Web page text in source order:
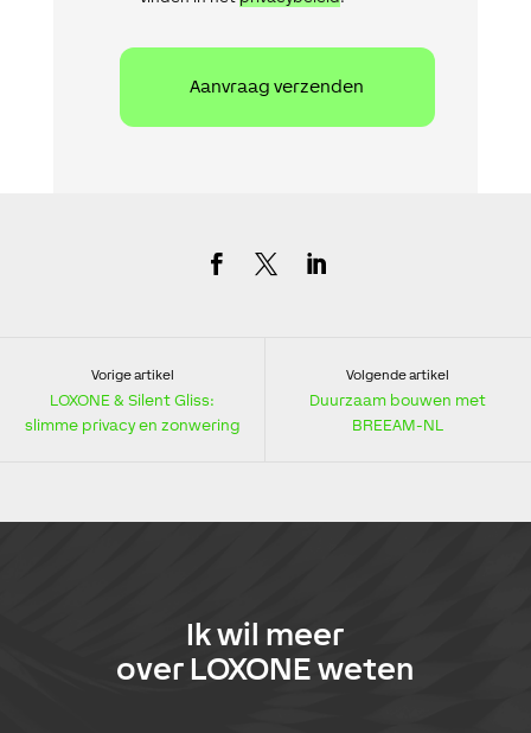
Vorige artikel
LOXONE & Silent Gliss:
slimme privacy en zonwering
Volgende artikel
Duurzaam bouwen met
BREEAM-NL
Ik wil meer
overLOXONEweten